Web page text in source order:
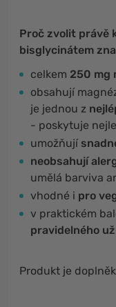
Proč zvolit právě
bisglycinátem
celkem 250 mg
obsahují
je jednou z
- poskytuje
umožňují
neobsahují
umělá barviva
vhodné i pro
v praktickém
pravidelného
Produkt je